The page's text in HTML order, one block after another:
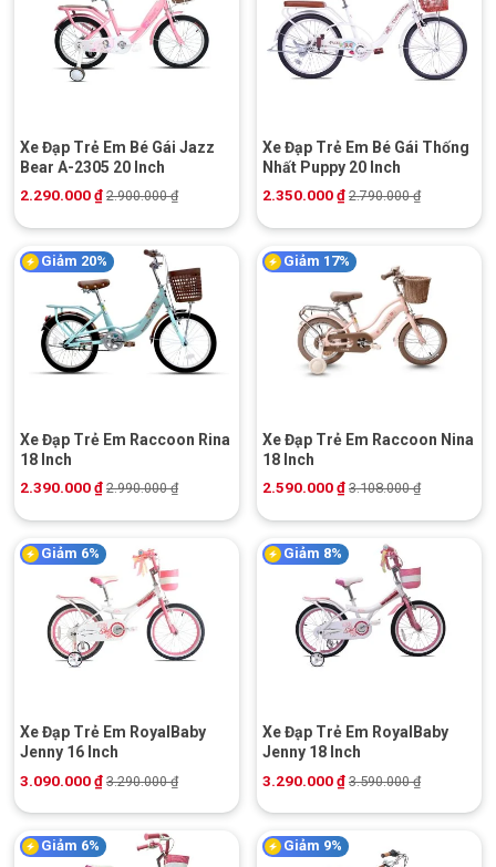
Xe Đạp Trẻ Em Bé Gái Jazz
Bear A-2305 20 Inch
2.290.000₫ 2.900.000₫
Xe Đạp Trẻ Em Bé Gái Thống
Nhất Puppy 20 Inch
2.350.000₫ 2.790.000₫
Giảm 20%
Xe Đạp Trẻ Em Raccoon Rina
18 Inch
2.390.000₫ 2.990.000₫
Giảm 17%
Xe Đạp Trẻ Em Raccoon Nina
18 Inch
2.590.000₫ 3.108.000₫
Giảm 6%
Xe Đạp Trẻ Em RoyalBaby
Jenny 16 Inch
3.090.000₫ 3.290.000₫
Giảm 8%
Xe Đạp Trẻ Em RoyalBaby
Jenny 18 Inch
3.290.000₫ 3.590.000₫
Giảm 6% Giảm 9%